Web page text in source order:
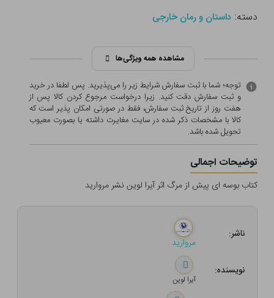
دسته:داستان و رمان خارجی
مشاهده همه ویژگی‌ها
توجه؛ شما با ثبت سفارش شرایط زیر را می‌پذیرید. پس لطفا در خرید
و ثبت سفارش دقت کنید. زیرا درخواست مرجوع کردن کالا پس از
هفت روز از تاریخ ثبت سفارش، فقط در صورتی امکان پذیر است که
کالا با مشخصات ذکر شده در سایت مغایرت داشته یا بصورت معيوب
تحویل شده باشد.
توضیحات اجمالی
کتاب بوسه ای پیش از مرگ اثر آیرا لوین نشر مروارید
ناشر:
مروارید
نویسنده:
آیرا لوین